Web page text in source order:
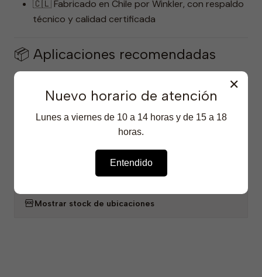
🇨🇱 Fabricado en Chile por Winkler, con respaldo
técnico y calidad certificada
📦 Aplicaciones recomendadas
Alfombras, sillones, cortinas, jaulas, baños
residuos orgánicos
Uso ambiental o directo sobre superficies
Mostrar stock de ubicaciones
✕
Nuevo horario de atención
Lunes a viernes de 10 a 14 horas y de 15 a 18
horas.
Entendido